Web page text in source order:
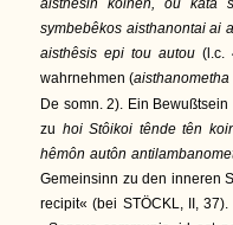
aisthêsin koinên, ou kata
symbebêkos aisthanontai ai
aisthêsis epi tou autou(l.c.
wahrnehmen (
De somn. 2). Ein
zu hoi Stôikoi tênde tên
hêmôn autôn
Gemeinsinn zu den inneren
recipit« (bei STÖCKL, II,